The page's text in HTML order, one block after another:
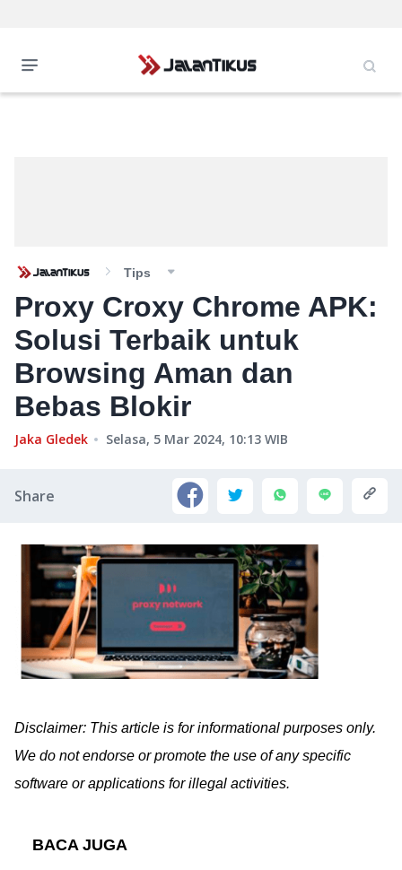
Tips
Proxy Croxy Chrome APK:
Solusi Terbaik untuk
Browsing Aman dan
Bebas Blokir
Jaka Gledek Selasa, 5 Mar 2024, 10:13 WIB
Share
Disclaimer: This article is for informational purposes only.
We do not endorse or promote the use of any specific
software or applications for illegal activities.
BACA JUGA